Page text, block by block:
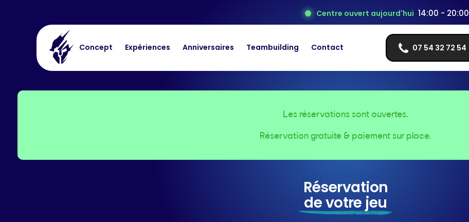
Centre ouvert aujourd'hui 14:00 - 20:00
Concept Expériences Anniversaires Teambuilding Contact 07 54 32 72 54
Les réservations sont ouvertes.
Réservation gratuite & paiement sur place.
Réservation
de votre jeu